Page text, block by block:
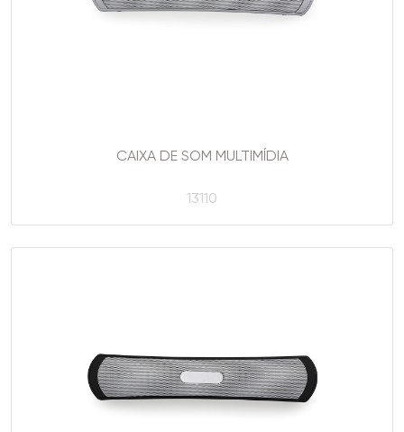
CAIXA DE SOM MULTIMÍDIA
13110